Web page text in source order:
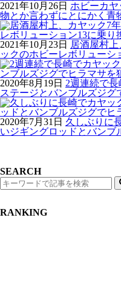
2021年10月26日 ホビーカ
物とか言わずにとにかく青
2021年10月23日 居酒屋村
ックのホビーレボリューシ
2020年8月19日 2週連続で
ステージとバンブルズジグ
2020年7月31日 久しぶりに
いジギングロッドとバンブ
SEARCH
RANKING